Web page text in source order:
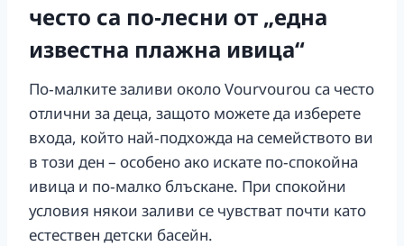
често са по‑лесни от „една
известна плажна ивица“
По‑малките заливи около Vourvourou са често
отлични за деца, защото можете да изберете
входа, който най‑подхожда на семейството ви
в този ден – особено ако искате по‑спокойна
ивица и по‑малко блъскане. При спокойни
условия някои заливи се чувстват почти като
естествен детски басейн.